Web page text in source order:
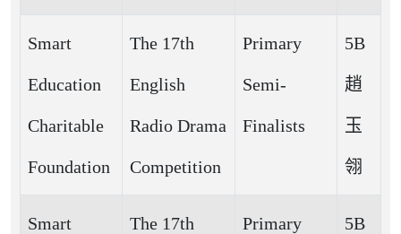
Smart
Education
Charitable
Foundation
The 17th
English
Radio Drama
Competition
Primary
Semi-
Finalists
5B
趙
玉
翎
Smart The 17th Primary 5B